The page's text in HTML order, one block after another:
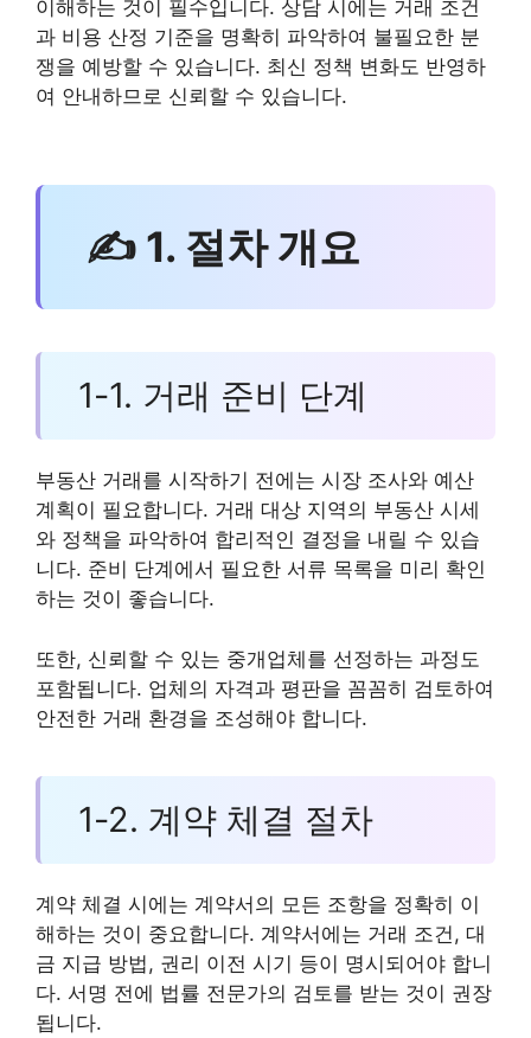
이해하는 것이 필수입니다. 상담 시에는 거래 조건
과 비용 산정 기준을 명확히 파악하여 불필요한 분
쟁을 예방할 수 있습니다. 최신 정책 변화도 반영하
여 안내하므로 신뢰할 수 있습니다.
✍ 1. 절차 개요
1-1. 거래 준비 단계
부동산 거래를 시작하기 전에는 시장 조사와 예산
계획이 필요합니다. 거래 대상 지역의 부동산 시세
와 정책을 파악하여 합리적인 결정을 내릴 수 있습
니다. 준비 단계에서 필요한 서류 목록을 미리 확인
하는 것이 좋습니다.
또한, 신뢰할 수 있는 중개업체를 선정하는 과정도
포함됩니다. 업체의 자격과 평판을 꼼꼼히 검토하여
안전한 거래 환경을 조성해야 합니다.
1-2. 계약 체결 절차
계약 체결 시에는 계약서의 모든 조항을 정확히 이
해하는 것이 중요합니다. 계약서에는 거래 조건, 대
금 지급 방법, 권리 이전 시기 등이 명시되어야 합니
다. 서명 전에 법률 전문가의 검토를 받는 것이 권장
됩니다.